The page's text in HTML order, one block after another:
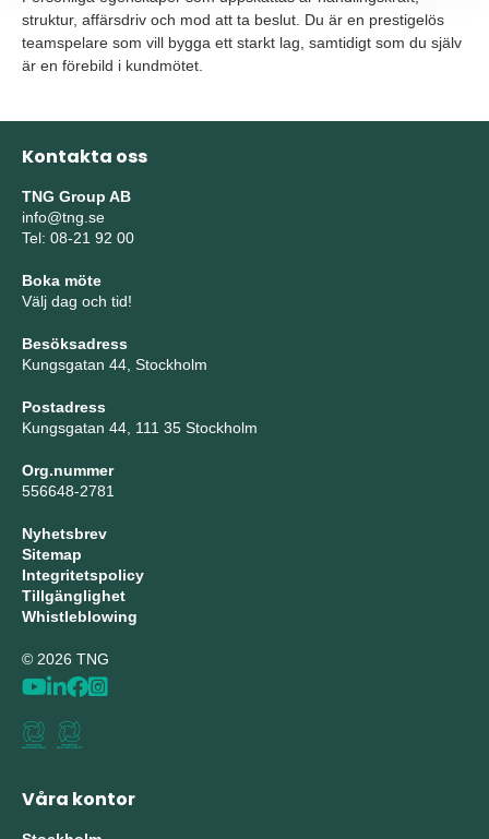
struktur, affärsdriv och mod att ta beslut. Du är en prestigelös
teamspelare som vill bygga ett starkt lag, samtidigt som du själv
är en förebild i kundmötet.
Kontakta oss
TNG Group AB
info@tng.se
Tel: 08-21 92 00
Boka möte
Välj dag och tid!
Besöksadress
Kungsgatan 44, Stockholm
Postadress
Kungsgatan 44, 111 35 Stockholm
Org.nummer
556648-2781
Nyhetsbrev
Sitemap
Integritetspolicy
Tillgänglighet
Whistleblowing
© 2026 TNG
Våra kontor